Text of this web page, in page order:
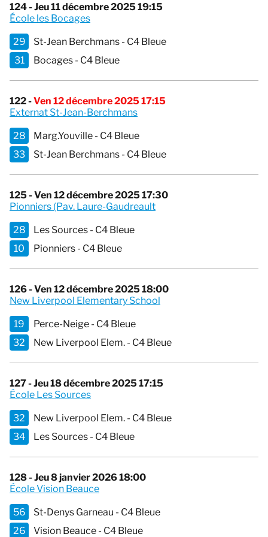
124 - Jeu 11 décembre 2025 19:15
École les Bocages
29
St-Jean Berchmans - C4 Bleue
31
Bocages - C4 Bleue
122 -Ven 12 décembre 2025 17:15
Externat St-Jean-Berchmans
28
Marg.Youville - C4 Bleue
33
St-Jean Berchmans - C4 Bleue
125 - Ven 12 décembre 2025 17:30
Pionniers (Pav. Laure-Gaudreault
28
Les Sources - C4 Bleue
10
Pionniers - C4 Bleue
126 - Ven 12 décembre 2025 18:00
New Liverpool Elementary School
19
Perce-Neige - C4 Bleue
32
New Liverpool Elem. - C4 Bleue
127 - Jeu 18 décembre 2025 17:15
École Les Sources
32
New Liverpool Elem. - C4 Bleue
34
Les Sources - C4 Bleue
128 - Jeu 8 janvier 2026 18:00
École Vision Beauce
56
St-Denys Garneau - C4 Bleue
26
Vision Beauce - C4 Bleue